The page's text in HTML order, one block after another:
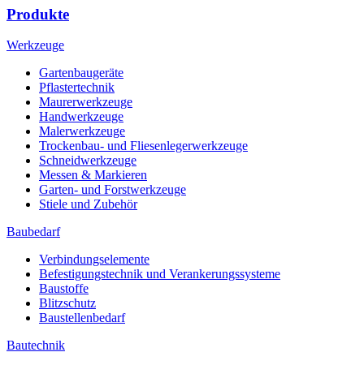
Produkte
Werkzeuge
Gartenbaugeräte
Pflastertechnik
Maurerwerkzeuge
Handwerkzeuge
Malerwerkzeuge
Trockenbau- und Fliesenlegerwerkzeuge
Schneidwerkzeuge
Messen & Markieren
Garten- und Forstwerkzeuge
Stiele und Zubehör
Baubedarf
Verbindungselemente
Befestigungstechnik und Verankerungssysteme
Baustoffe
Blitzschutz
Baustellenbedarf
Bautechnik